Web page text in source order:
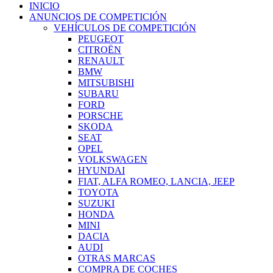
INICIO
ANUNCIOS DE COMPETICIÓN
VEHÍCULOS DE COMPETICIÓN
PEUGEOT
CITROËN
RENAULT
BMW
MITSUBISHI
SUBARU
FORD
PORSCHE
SKODA
SEAT
OPEL
VOLKSWAGEN
HYUNDAI
FIAT, ALFA ROMEO, LANCIA, JEEP
TOYOTA
SUZUKI
HONDA
MINI
DACIA
AUDI
OTRAS MARCAS
COMPRA DE COCHES